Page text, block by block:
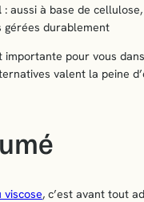
: aussi à base de
gérées durablement
importante pour vous
valent la peine
viscose, c’est avant tout